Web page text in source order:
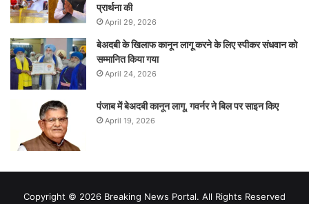
प्रार्थना की
April 29, 2026
बेअदबी के खिलाफ कानून लागू करने के लिए स्पीकर संधवान को
सम्मानित किया गया
April 24, 2026
पंजाब में बेअदबी कानून लागू, गवर्नर ने बिल पर साइन किए
April 19, 2026
Copyright © 2026 Breaking News Portal. All Rights Reserved